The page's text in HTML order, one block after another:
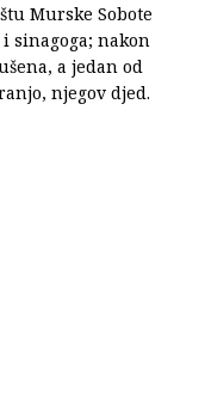
Murske Sobote
sinagoga; nakon
a jedan od
njegov djed.